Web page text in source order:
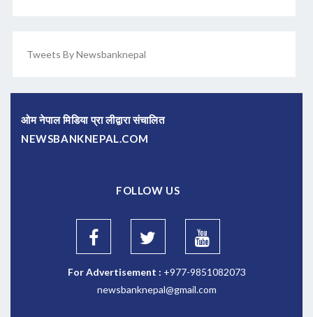
Tweets By Newsbanknepal
ओम नेपाल मिडिया प्रा लीद्वारा संचालित
NEWSBANKNEPAL.COM
FOLLOW US
For Advertisement : +977-9851082073
newsbanknepal@gmail.com